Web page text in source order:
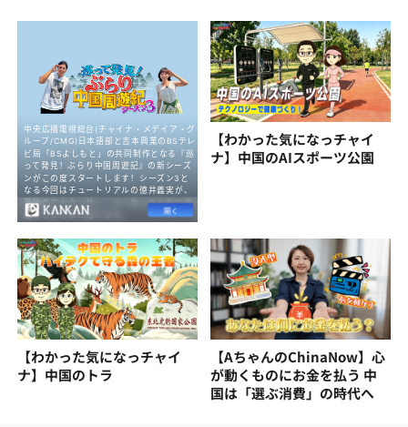
【わかった気になっチャイ
ナ】中国のAIスポーツ公園
【わかった気になっチャイ
ナ】中国のトラ
【AちゃんのChinaNow】心
が動くものにお金を払う 中
国は「選ぶ消費」の時代へ